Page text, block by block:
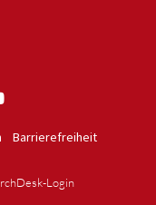
Barrierefreiheit
Login